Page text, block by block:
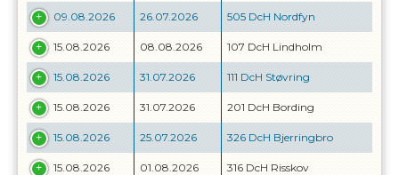
09.08.2026 26.07.2026 505 DcH Nordfyn
15.08.2026 08.08.2026 107 DcH Lindholm
15.08.2026 31.07.2026 111 DcH Støvring
15.08.2026 31.07.2026 201 DcH Bording
15.08.2026 25.07.2026 326 DcH Bjerringbro
15.08.2026 01.08.2026 316 DcH Risskov